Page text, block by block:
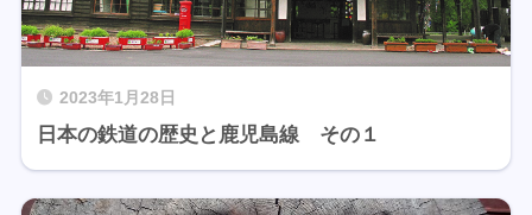
2023年1月28日
日本の鉄道の歴史と鹿児島線 その１